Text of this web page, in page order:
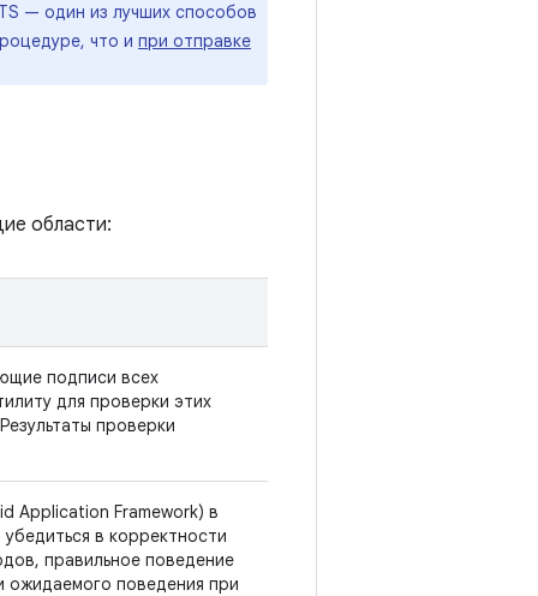
— один из лучших способов
что и при отправке
области:
подписи всех
для проверки этих
проверки
Application Framework) в
в корректности
правильное поведение
ожидаемого поведения при